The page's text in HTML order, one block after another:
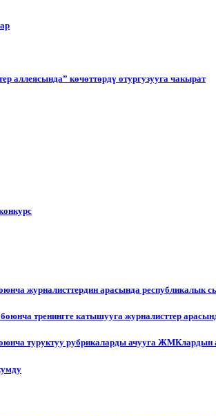
аллеясында” көчөттөрдү отургузууга чакырат
журналисттердин арасында республикалык
тренингге катышууга журналисттер
туруктуу рубрикаларды ачууга ЖМКлардын